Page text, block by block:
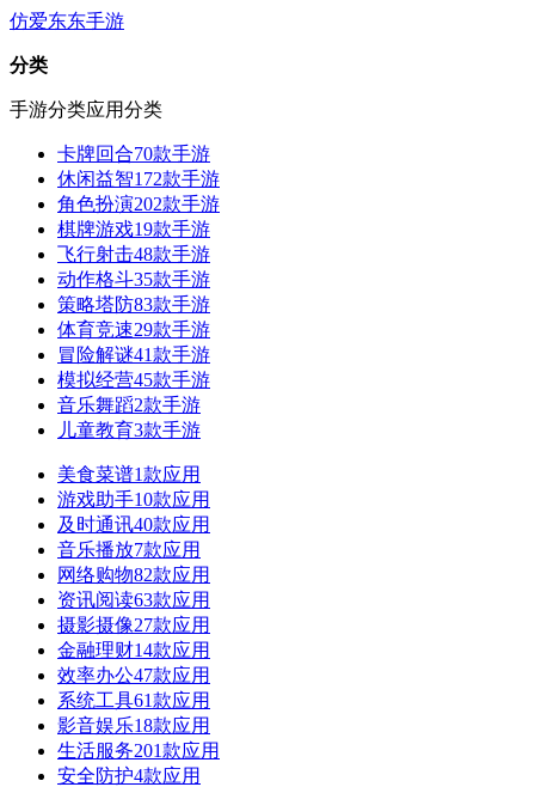
仿爱东东手游
分类
手游分类应用分类
卡牌回合70款手游
休闲益智172款手游
角色扮演202款手游
棋牌游戏19款手游
飞行射击48款手游
动作格斗35款手游
策略塔防83款手游
体育竞速29款手游
冒险解谜41款手游
模拟经营45款手游
音乐舞蹈2款手游
儿童教育3款手游
美食菜谱1款应用
游戏助手10款应用
及时通讯40款应用
音乐播放7款应用
网络购物82款应用
资讯阅读63款应用
摄影摄像27款应用
金融理财14款应用
效率办公47款应用
系统工具61款应用
影音娱乐18款应用
生活服务201款应用
安全防护4款应用